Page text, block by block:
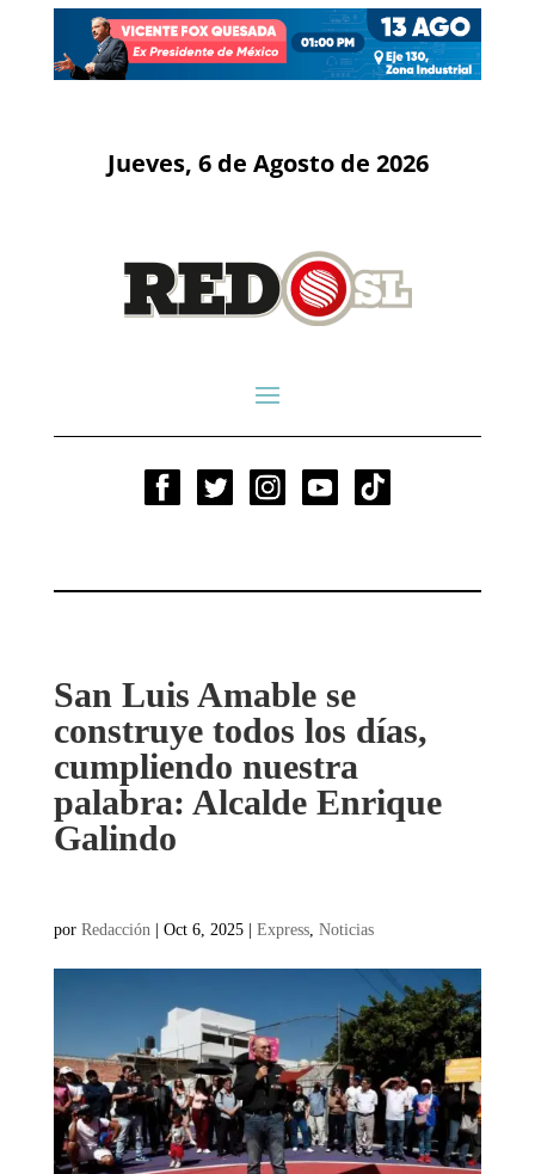
Jueves, 6 de Agosto de 2026
San Luis Amable se
construye todos los días,
cumpliendo nuestra
palabra: Alcalde Enrique
Galindo
por Redacción | Oct 6, 2025| Express, Noticias